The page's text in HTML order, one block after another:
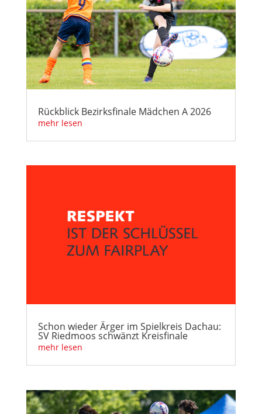
Rückblick Bezirksfinale Mädchen A 2026
mehr lesen
Schon wieder Ärger im Spielkreis Dachau:
SV Riedmoos schwänzt Kreisfinale
mehr lesen